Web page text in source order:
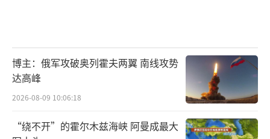
博主：俄军攻破奥列霍夫两翼 南线攻势
达高峰
2026-08-09 10:06:18
“绕不开”的霍尔木兹海峡 阿曼成最大